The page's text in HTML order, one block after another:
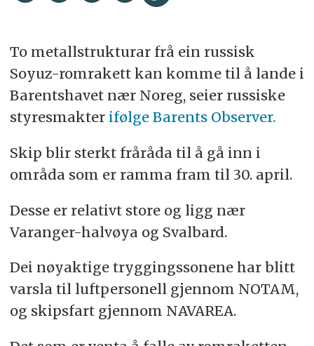
To metallstrukturar frå ein russisk
Soyuz-romrakett kan komme til å lande i
Barentshavet nær Noreg, seier russiske
styresmakter ifølge Barents Observer.
Skip blir sterkt fråråda til å gå inn i
områda som er ramma fram til 30. april.
Desse er relativt store og ligg nær
Varanger-halvøya og Svalbard.
Dei nøyaktige tryggingssonene har blitt
varsla til luftpersonell gjennom NOTAM,
og skipsfart gjennom NAVAREA.